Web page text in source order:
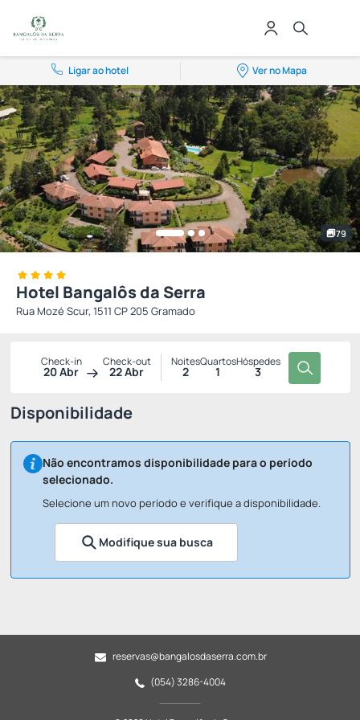
Ligar ao hotel Ver no Mapa
79
Hotel Bangalôs da Serra
Rua Mozé Scur, 1511 CP 205 Gramado
Check-in
20 Abr
Check-out
22 Abr
Noites
2
Quartos
1
Hóspedes
3
Disponibilidade
Não encontramos disponibilidade para o período
selecionado.
Selecione um novo período e verifique a disponibilidade.
Modifique sua busca
reservas@bangalosdaserra.com.br
(054) 3286-4004